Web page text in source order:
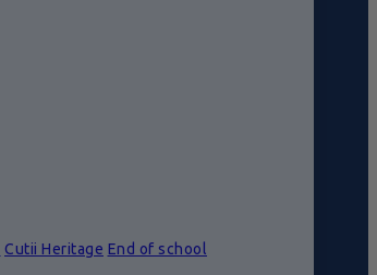
Cutii Heritage End of school